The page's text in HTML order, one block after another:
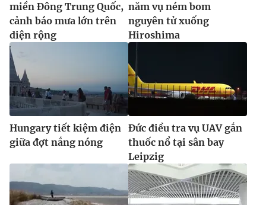
miền Đông Trung Quốc,
cảnh báo mưa lớn trên
diện rộng
năm vụ ném bom
nguyên tử xuống
Hiroshima
Hungary tiết kiệm điện
giữa đợt nắng nóng
Đức điều tra vụ UAV gắn
thuốc nổ tại sân bay
Leipzig